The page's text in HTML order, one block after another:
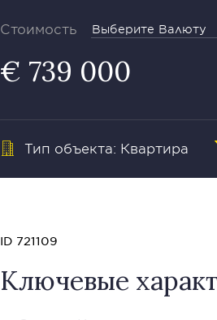
Стоимость Выберите Валюту
€ 739 000
Тип объекта: Квартира
ID 721109
Ключевые